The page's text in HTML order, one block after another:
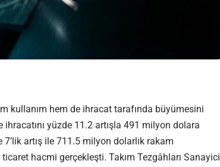
kullanım hem de ihracat tarafında büyümesini
ihracatını yüzde 11.2 artışla 491 milyon dolara
artış ile 711.5 milyon dolarlık rakam
hacmi gerçekleşti. Takım Tezgâhları Sanayici